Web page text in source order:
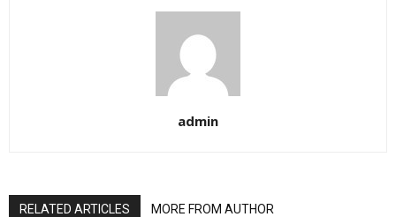
admin
RELATED ARTICLES MORE FROM AUTHOR